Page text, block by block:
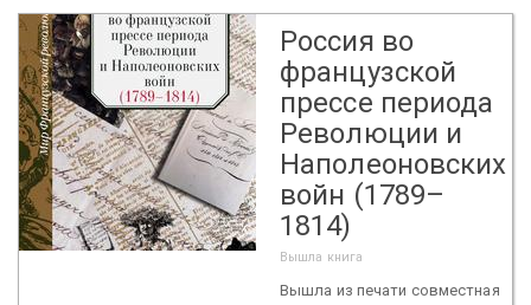
Россия во
французской
прессе периода
Революции и
Наполеоновских
войн (1789–
1814)
Вышла книга
Вышла из печати совместная